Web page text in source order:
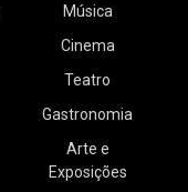
Música
Cinema
Teatro
Gastronomia
Arte e
Exposições